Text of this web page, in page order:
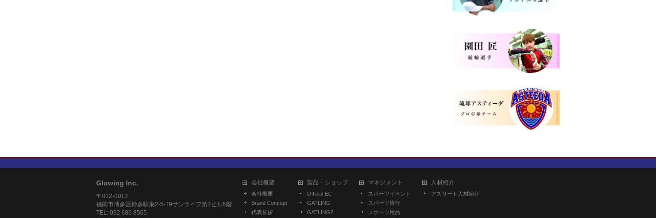
Glowing Inc.
〒812-0013
福岡市博多区博多駅東2-5-19サンライフ第3ビル5階
TEL: 092 686 8565
会社概要
会社概要
Brand Concept
代表挨拶
製品・ショップ
Official EC
GATLING
GATLING2
マネジメント
スポーツイベント
スポーツ旅行
スポーツ用品
人材紹介
アスリート人材紹介